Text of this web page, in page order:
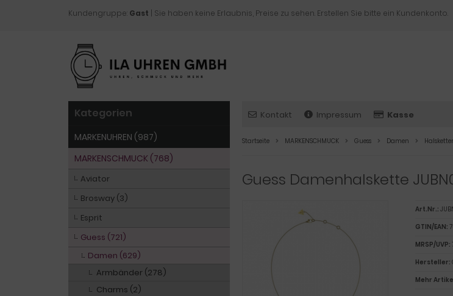
Kundengruppe: Gast | Sie haben keine Erlaubnis, Preise zu sehen. Erstellen Sie bitte ein Kundenkonto.
Kontakt Impressum Kasse
Startseite MARKENSCHMUCK Guess Damen
Guess Damenhalskette
Art.Nr.:
GTIN/EAN:
MRSP/UVP:
Hersteller:
Mehr
Kategorien
MARKENUHREN (987)
MARKENSCHMUCK (768)
Aviator
Brosway (3)
Esprit
Guess (721)
Damen (629)
Armbänder (278)
Charms (2)